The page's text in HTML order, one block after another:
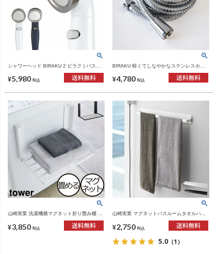
シャワーヘッド BIRAKU 2 ビラク | バスグ
¥5,980 税込
BIRAKU 軽くてしなやかなステンレスホー
¥4,780 税込
山崎実業 洗濯機横マグネット折り畳み棚 タ
ワー tower | バスグッズ・タワーシリーズ
¥3,850 税込
山崎実業 マグネットバスルームタオルハン
ガー タワー ワイド tower | バスグッズ・タ
ワーシリーズ
¥2,750 税込
5.0 （1）